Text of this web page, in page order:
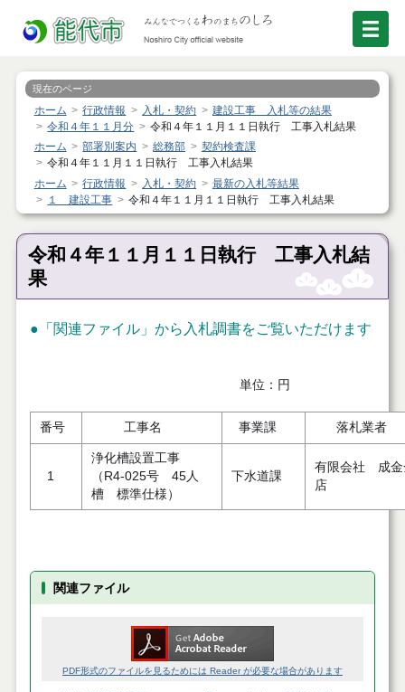
現在のページ
ホーム 行政情報 入札・契約
建設工事 入札等の結果
令和４年１１月分
令和４年１１月１１日執行 工事入札結果
ホーム
部署別案内 総務部
契約検査課
令和４年１１月１１日執行 工事入札結果
ホーム
行政情報 入札・契約
最新の入札等結果
１ 建設工事
令和４年１１月１１日執行 工事入札結果
令和４年１１月１１日執行 工事入札結
果
●「関連ファイル」から入札調書をご覧いただけます
単位：円
番号 工事名 事業課 落札業者
1
浄化槽設置工事
（R4-025号 45人
槽 標準仕様）
下水道課
有限会社 成金
店
関連ファイル
PDF形式のファイルを見るためには Reader が必要な場合があります